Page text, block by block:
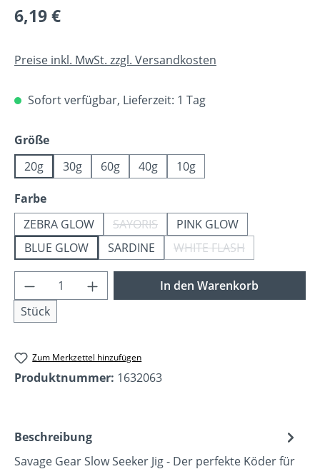
Regulärer Preis:
6,19 €
Preise inkl. MwSt. zzgl. Versandkosten
Sofort verfügbar, Lieferzeit: 1 Tag
Größeauswählen
20g
30g 60g 40g 10g
Farbeauswählen
ZEBRA GLOW
SAYORIS(Diese Option ist zurzeit nicht
PINK GLOW
BLUE GLOW
SARDINE WHITE FLASH(Diese Option ist
Produkt Anzahl: Gib den gewünschten
Stück
In den Warenkorb
Zum Merkzettel hinzufügen
Produktnummer: 1632063
Beschreibung
Savage Gear Slow Seeker Jig - Der perfekte Köder für